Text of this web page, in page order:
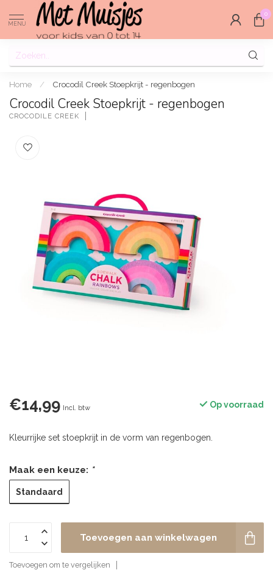
MENU
0
Home / Crocodil Creek Stoepkrijt - regenbogen
Crocodil Creek Stoepkrijt - regenbogen
CROCODILE CREEK
€14,99 Incl. btw Op voorraad
Kleurrijke set stoepkrijt in de vorm van regenbogen.
Maak een keuze: *
Standaard
Toevoegen aan winkelwagen
Toevoegen om te vergelijken